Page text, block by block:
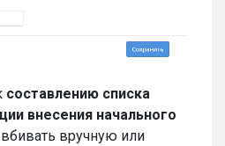
составлению списка
внесения начального
вручную или